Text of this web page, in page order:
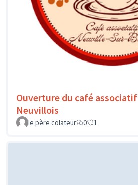
Ouverture du café associatif
Neuvillois
le père colateur
0 1